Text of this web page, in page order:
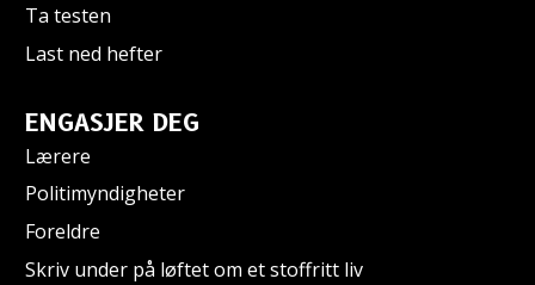
Ta testen
Last ned hefter
ENGASJER DEG
Lærere
Politimyndigheter
Foreldre
Skriv under på løftet om et stoffritt liv